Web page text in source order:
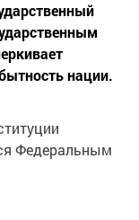
нации.
Федеральным